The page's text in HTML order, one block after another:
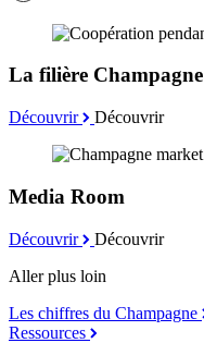
La filière Champagne
Découvrir Découvrir
Media Room
Découvrir
Découvrir
Aller plus loin
Les chiffres du Champagne
Ressources